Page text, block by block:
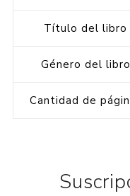
Título del libro
Género del libro
Cantidad de